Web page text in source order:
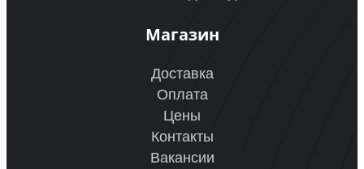
Магазин
Доставка
Оплата
Цены
Контакты
Вакансии